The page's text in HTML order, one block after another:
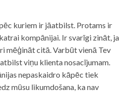
kuriem ir jāatbilst. Protams ir
kompānijai. Ir svarīgi zināt, ja
mēģināt citā. Varbūt vienā Tev
viņu klienta nosacījumam.
nepaskaidro kāpēc tiek
mūsu likumdošana, ka nav